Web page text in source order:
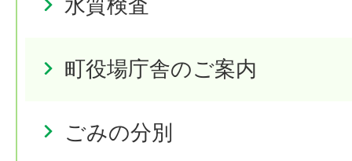
水質検査
町役場庁舎のご案内
ごみの分別